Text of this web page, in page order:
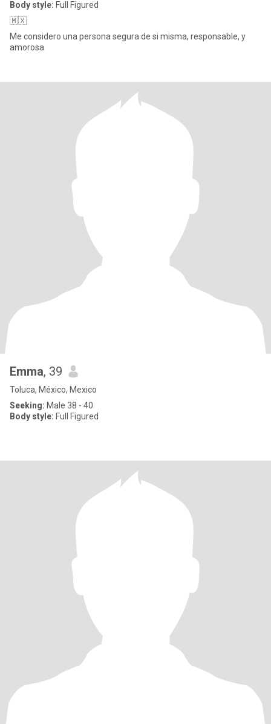
Body style: Full Figured
🇲🇽
Me considero una persona segura de si misma, responsable, y
amorosa
Emma, 39
Toluca, México, Mexico
Seeking: Male 38 - 40
Body style: Full Figured